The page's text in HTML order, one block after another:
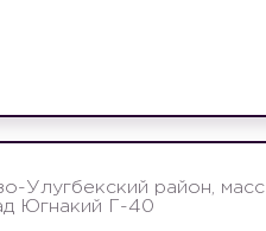
Улугбекский район,
Югнакий Г-40